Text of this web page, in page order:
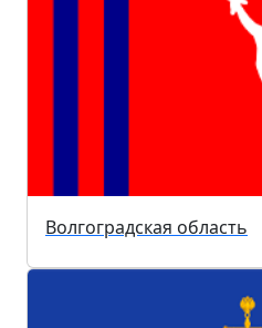
Волгоградская область